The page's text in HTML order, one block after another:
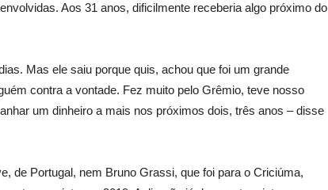
Aos 31 anos, dificilmente receberia algo próximo do
Mas ele saiu porque quis, achou que foi um grande
contra a vontade. Fez muito pelo Grêmio, teve nosso
um dinheiro a mais nos próximos dois, três anos – disse
de Portugal, nem Bruno Grassi, que foi para o Criciúma,